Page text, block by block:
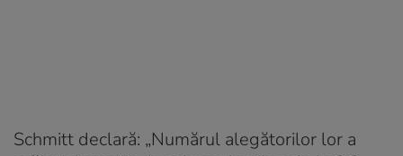
Schmitt declară: „Numărul alegătorilor lor a